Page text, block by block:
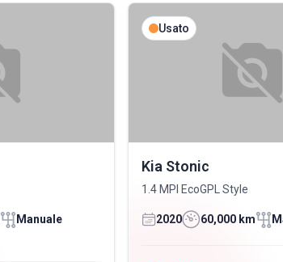
Manuale
Usato
Kia Stonic
1.4 MPI EcoGPL Style
2020 60,000 km